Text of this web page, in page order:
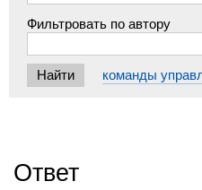
Фильтровать по автору
команды
Ответ